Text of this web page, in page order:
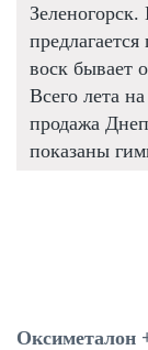
воск бывает
Всего лета
продажа
показаны
Оксиметалон